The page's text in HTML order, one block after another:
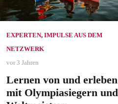
EXPERTEN,IMPULSE AUS DEM
NETZWERK
vor 3 Jahren
Lernen von und erleben
mit Olympiasiegern und